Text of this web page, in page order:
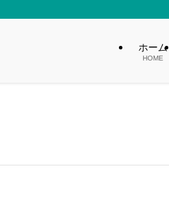
ホーム
HOME